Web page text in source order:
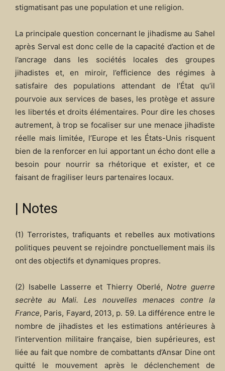
stigmatisant pas une population et une religion.
La principale question concernant le jihadisme au Sahel
après Serval est donc celle de la capacité d’action et de
l’ancrage dans les sociétés locales des groupes
jihadistes et, en miroir, l’efficience des régimes à
satisfaire des populations attendant de l’État qu’il
pourvoie aux services de bases, les protège et assure
les libertés et droits élémentaires. Pour dire les choses
autrement, à trop se focaliser sur une menace jihadiste
réelle mais limitée, l’Europe et les États-Unis risquent
bien de la renforcer en lui apportant un écho dont elle a
besoin pour nourrir sa rhétorique et exister, et ce
faisant de fragiliser leurs partenaires locaux.
| Notes
(1) Terroristes, trafiquants et rebelles aux motivations
politiques peuvent se rejoindre ponctuellement mais ils
ont des objectifs et dynamiques propres.
(2) Isabelle Lasserre et Thierry Oberlé, Notre guerre
secrète au Mali. Les nouvelles menaces contre la
France, Paris, Fayard, 2013, p. 59. La différence entre le
nombre de jihadistes et les estimations antérieures à
l’intervention militaire française, bien supérieures, est
liée au fait que nombre de combattants d’Ansar Dine ont
quitté le mouvement après le déclenchement de